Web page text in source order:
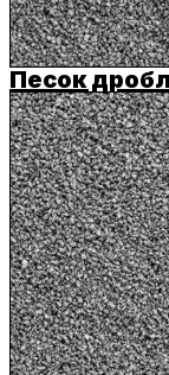
Песок